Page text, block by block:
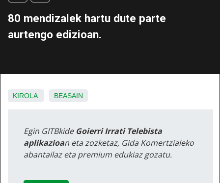
80 mendizalek hartu dute parte
aurtengo edizioan.
KIROLA BEASAIN
Egin GITBkide Goierri Irrati Telebista
aplikazioan eta zozketaz, Gida Komertzialeko
abantailaz eta premium edukiaz gozatu.